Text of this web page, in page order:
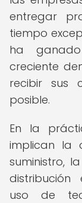
entregar
tiempo
ha
creciente
recibir sus
posible.
En la
implican la
suministro,
distribución
uso de